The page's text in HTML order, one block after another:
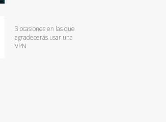
3 ocasiones en las que
agradecerás usar una
VPN